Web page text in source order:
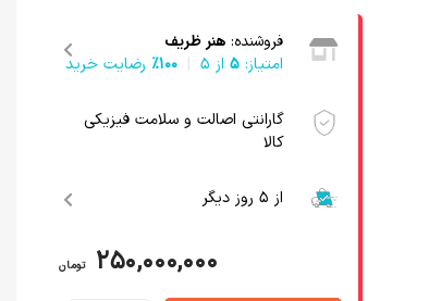
فروشنده:هنر ظریف
امتیاز:5 از ۵ 100٪ رضایت خرید
گارانتی اصالت و سلامت فیزیکی
کالا
از 5 روز دیگر
250,000,000 تومان